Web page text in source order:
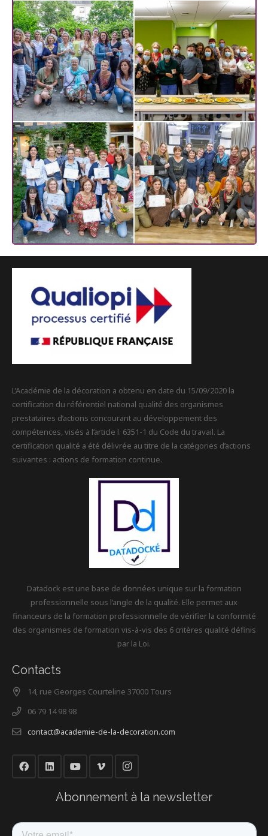
L’Académie de la décoration a obtenu en date du 15/09/2020 la
certification du référentiel national qualité des organismes
prestataires d’actions concourant au développement des
compétences, visés à l’article l. 6351-1 du Code du travail. La
certification qualité a été délivrée au titre de la catégories d’actions
suivantes : actions de formation continue.
Datadock est une base de données unique sur la formation
professionnelle sous l’angle de la qualité. Elle permet aux
financeurs de la formation professionnelle de vérifier la conformité
des organismes de formation vis-à-vis des 6 critères qualité définis
par la Loi.
Contacts
14, rue Georges Courteline 37000 Tours
06 79 14 98 98
contact@academie-de-la-decoration.com
Abonnement à la newsletter